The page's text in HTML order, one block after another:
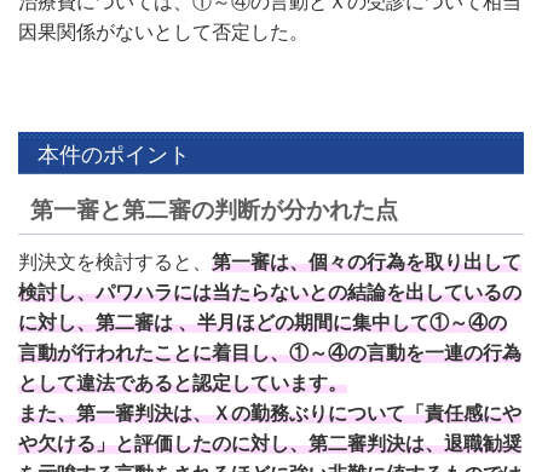
因果関係がないとして否定した。
本件のポイント
第一審と第二審の判断が分かれた点
判決文を検討すると、 第一審は、個々の行為を取り出して
検討し、パワハラには当たらないとの結論を出しているの
に対し、第二審は 、半月ほどの期間に集中して①～④の
言動が行われたことに着目し、①～④の言動を一連の行為
として違法であると認定しています。
また、第一審判決は、Ｘの勤務ぶりについて「責任感にや
や欠ける」と評価したのに対し、第二審判決は、退職勧奨